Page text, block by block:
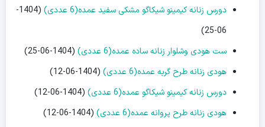
دورس زنانه کیمینو شیکاگو مشکی سفید عمده(6 عددی)
(1404-
06-25)
ست هودی وشلوار زنانه ساده عمده(6 عددی)
(1404-06-25)
هودی زنانه طرح گربه عمده(6 عددی)
(1404-06-12)
دورس زنانه کیمینو شیکاگو عمده(6 عددی)
(1404-06-12)
هودی زنانه طرح پروانه عمده(6 عددی)
(1404-06-12)